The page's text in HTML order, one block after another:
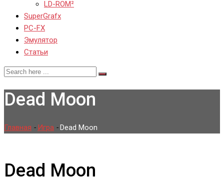
LD-ROM²
SuperGrafx
PC-FX
Эмулятор
Статьи
Dead Moon
Главная - Игра -Dead Moon
Dead Moon